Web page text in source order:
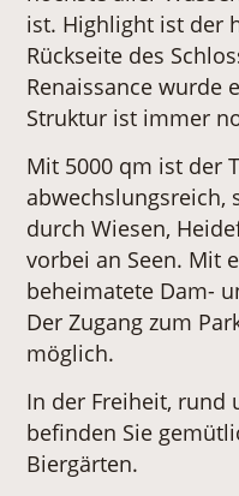
ist. Highlight ist der
Rückseite des
Renaissance wurde
Struktur ist immer
Mit 5000 qm ist der
abwechslungsreich,
durch Wiesen,
vorbei an Seen. Mit
beheimatete Dam-
Der Zugang zum
möglich.
In der Freiheit, rund
befinden Sie
Biergärten.